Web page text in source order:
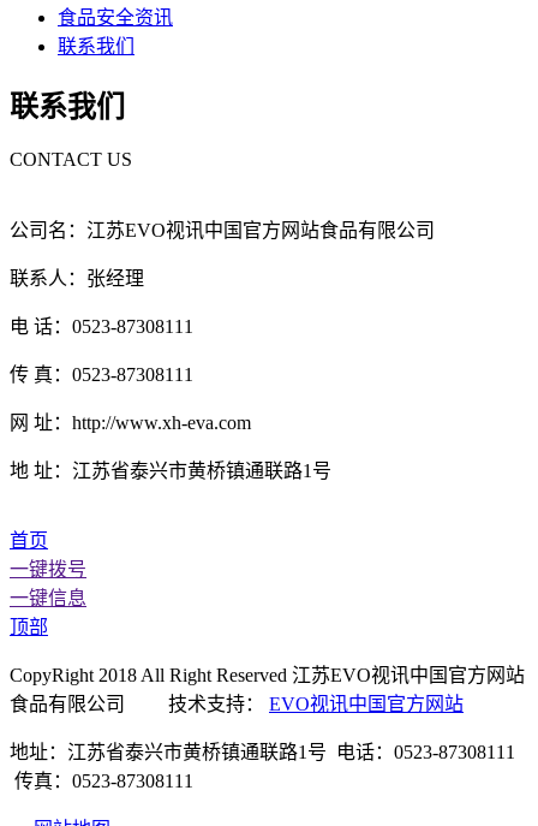
食品安全资讯
联系我们
联系我们
CONTACT US
公司名：江苏EVO视讯中国官方网站食品有限公司
联系人：张经理
电 话：0523-87308111
传 真：0523-87308111
网 址：http://www.xh-eva.com
地 址：江苏省泰兴市黄桥镇通联路1号
首页
一键拨号
一键信息
顶部
CopyRight 2018 All Right Reserved 江苏EVO视讯中国官方网站
食品有限公司 技术支持： EVO视讯中国官方网站
地址：江苏省泰兴市黄桥镇通联路1号 电话：0523-87308111
传真：0523-87308111